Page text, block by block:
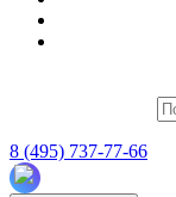
8 (495) 737-77-66